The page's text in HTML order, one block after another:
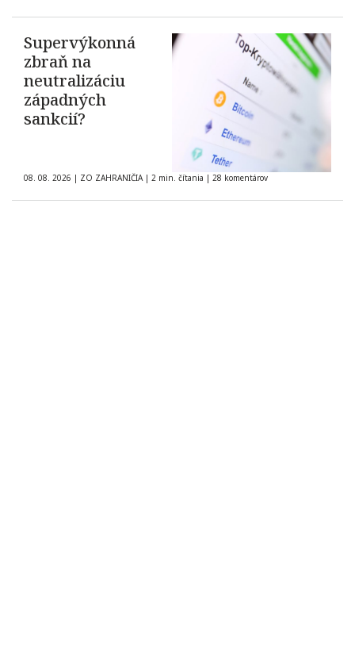
Supervýkonná
zbraň na
neutralizáciu
západných
sankcií?
08. 08. 2026 | ZO ZAHRANIČIA | 2 min. čítania | 28 komentárov